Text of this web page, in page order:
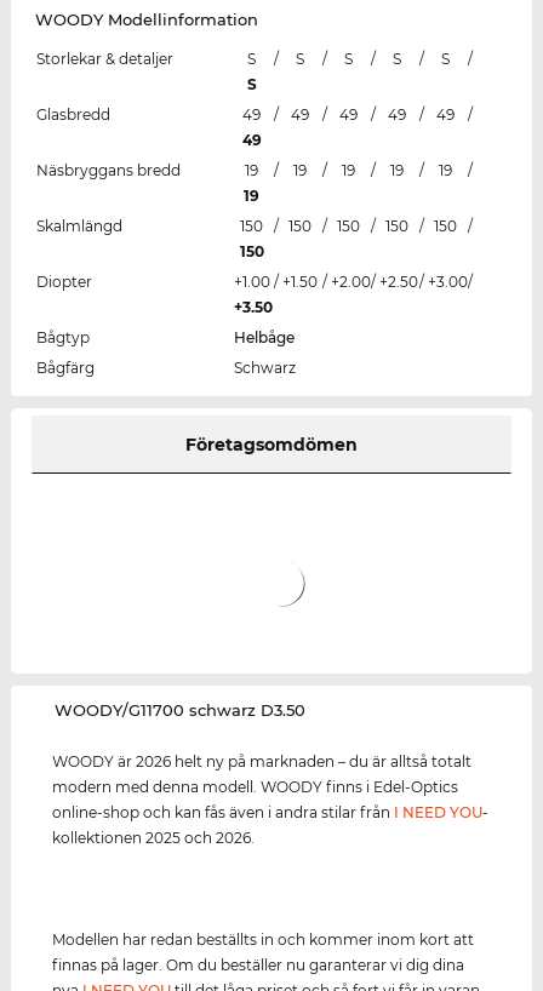
WOODY Modellinformation
Storlekar & detaljer S / S / S / S / S
/
S
Glasbredd
49 / 49 / 49 / 49 / 49
/
49
Näsbryggans bredd
19 / 19 / 19 / 19 / 19
/
19
Skalmlängd
150 / 150 / 150 / 150 / 150 /
150
Diopter
+1.00 / +1.50 / +2.00/ +2.50/ +3.00/
+3.50
Bågtyp
Helbåge
Bågfärg
Schwarz
Företagsomdömen
‌WOODY/G11700 schwarz D3.50
WOODY är 2026 helt ny på marknaden – du är alltså totalt
modern med denna modell. WOODY finns i Edel-Optics
online-shop och kan fås även i andra stilar från I NEED YOU-
kollektionen 2025 och 2026.
Modellen har redan beställts in och kommer inom kort att
finnas på lager. Om du beställer nu garanterar vi dig dina